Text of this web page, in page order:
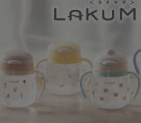
ロー 240・340用 スペアストロー R